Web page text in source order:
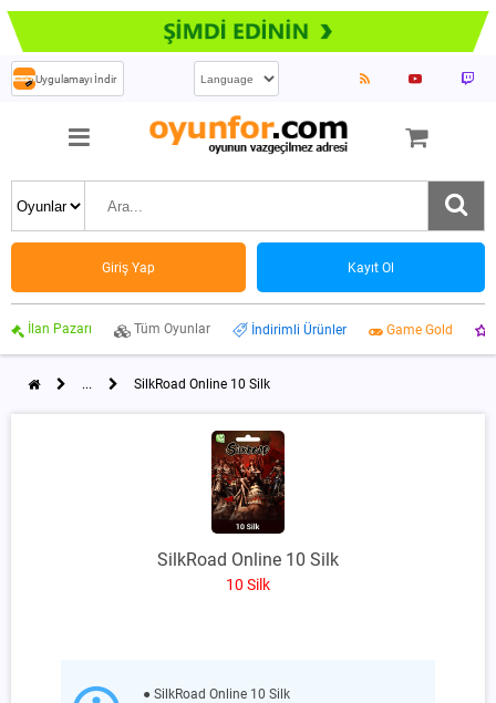
Uygulamayı İndir
Giriş Yap Kayıt Ol
İlan Pazarı Tüm Oyunlar İndirimli Ürünler Game Gold
... SilkRoad Online 10 Silk
SilkRoad Online 10 Silk
10 Silk
● SilkRoad Online 10 Silk